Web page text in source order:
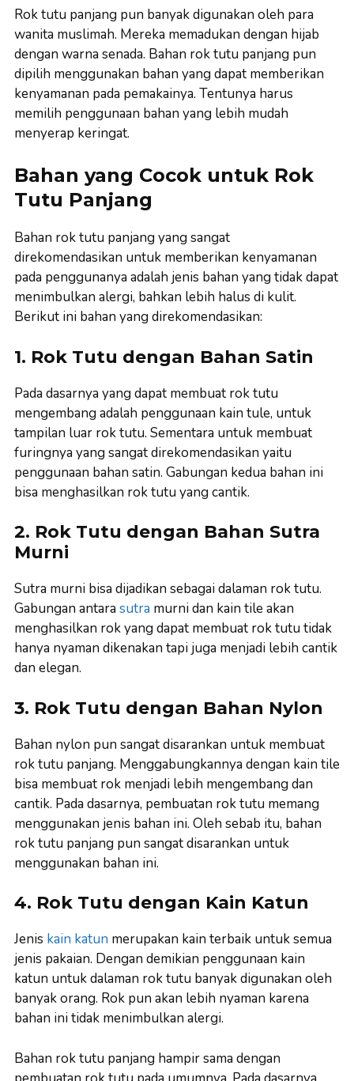
Rok tutu panjang pun banyak digunakan oleh para
wanita muslimah. Mereka memadukan dengan hijab
dengan warna senada. Bahan rok tutu panjang pun
dipilih menggunakan bahan yang dapat memberikan
kenyamanan pada pemakainya. Tentunya harus
memilih penggunaan bahan yang lebih mudah
menyerap keringat.
Bahan yang Cocok untuk Rok
Tutu Panjang
Bahan rok tutu panjang yang sangat
direkomendasikan untuk memberikan kenyamanan
pada penggunanya adalah jenis bahan yang tidak dapat
menimbulkan alergi, bahkan lebih halus di kulit.
Berikut ini bahan yang direkomendasikan:
1. Rok Tutu dengan Bahan Satin
Pada dasarnya yang dapat membuat rok tutu
mengembang adalah penggunaan kain tule, untuk
tampilan luar rok tutu. Sementara untuk membuat
furingnya yang sangat direkomendasikan yaitu
penggunaan bahan satin. Gabungan kedua bahan ini
bisa menghasilkan rok tutu yang cantik.
2. Rok Tutu dengan Bahan Sutra
Murni
Sutra murni bisa dijadikan sebagai dalaman rok tutu.
Gabungan antara sutra murni dan kain tile akan
menghasilkan rok yang dapat membuat rok tutu tidak
hanya nyaman dikenakan tapi juga menjadi lebih cantik
dan elegan.
3. Rok Tutu dengan Bahan Nylon
Bahan nylon pun sangat disarankan untuk membuat
rok tutu panjang. Menggabungkannya dengan kain tile
bisa membuat rok menjadi lebih mengembang dan
cantik. Pada dasarnya, pembuatan rok tutu memang
menggunakan jenis bahan ini. Oleh sebab itu, bahan
rok tutu panjang pun sangat disarankan untuk
menggunakan bahan ini.
4. Rok Tutu dengan Kain Katun
Jenis kain katun merupakan kain terbaik untuk semua
jenis pakaian. Dengan demikian penggunaan kain
katun untuk dalaman rok tutu banyak digunakan oleh
banyak orang. Rok pun akan lebih nyaman karena
bahan ini tidak menimbulkan alergi.
Bahan rok tutu panjang hampir sama dengan